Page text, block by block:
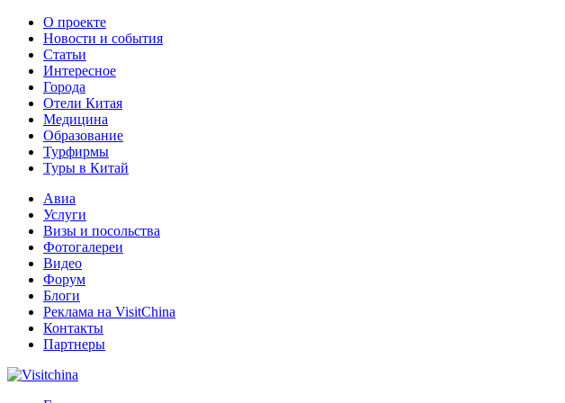
О проекте
Новости и события
Статьи
Интересное
Города
Отели Китая
Медицина
Образование
Турфирмы
Туры в Китай
Авиа
Услуги
Визы и посольства
Фотогалереи
Видео
Форум
Блоги
Реклама на VisitChina
Контакты
Партнеры